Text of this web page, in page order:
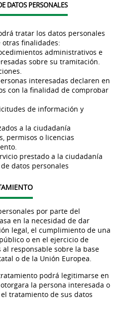
DATOS PERSONALES
tratar los datos personales
finalidades:
administrativos e
sobre su tramitación.
interesadas declaren en
con la finalidad de comprobar
de información y
a la ciudadanía
permisos o licencias
prestado a la ciudadanía
datos personales
por parte del
en la necesidad de dar
legal, el cumplimiento de una
o en el ejercicio de
responsable sobre la base
o de la Unión Europea.
podrá legitimarse en
la persona interesada o
tratamiento de sus datos